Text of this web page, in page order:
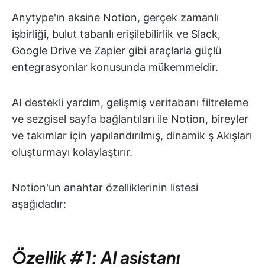
Anytype'ın aksine Notion, gerçek zamanlı
işbirliği, bulut tabanlı erişilebilirlik ve Slack,
Google Drive ve Zapier gibi araçlarla güçlü
entegrasyonlar konusunda mükemmeldir.
AI destekli yardım, gelişmiş veritabanı filtreleme
ve sezgisel sayfa bağlantıları ile Notion, bireyler
ve takımlar için yapılandırılmış, dinamik ş Akışları
oluşturmayı kolaylaştırır.
Notion'un anahtar özelliklerinin listesi
aşağıdadır:
Özellik #1: AI asistanı